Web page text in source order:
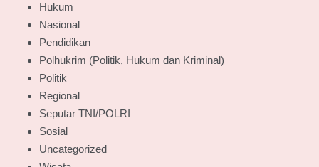
Hukum
Nasional
Pendidikan
Polhukrim (Politik, Hukum dan Kriminal)
Politik
Regional
Seputar TNI/POLRI
Sosial
Uncategorized